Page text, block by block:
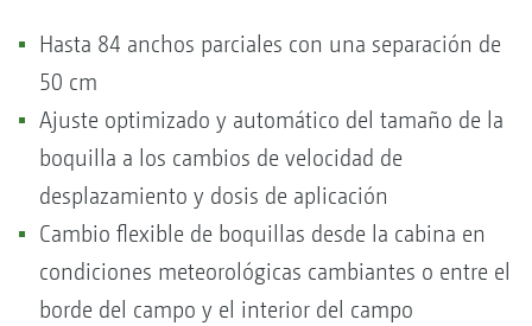
Hasta 84 anchos parciales con una separación de
50 cm
Ajuste optimizado y automático del tamaño de la
boquilla a los cambios de velocidad de
desplazamiento y dosis de aplicación
Cambio flexible de boquillas desde la cabina en
condiciones meteorológicas cambiantes o entre el
borde del campo y el interior del campo